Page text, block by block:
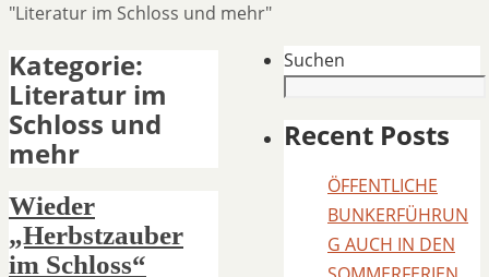
"Literatur im Schloss und mehr"
Kategorie:
Literatur im
Schloss und
mehr
Wieder
„Herbstzauber
im Schloss“
Suchen
Recent Posts
ÖFFENTLICHE
BUNKERFÜHRUN
G AUCH IN DEN